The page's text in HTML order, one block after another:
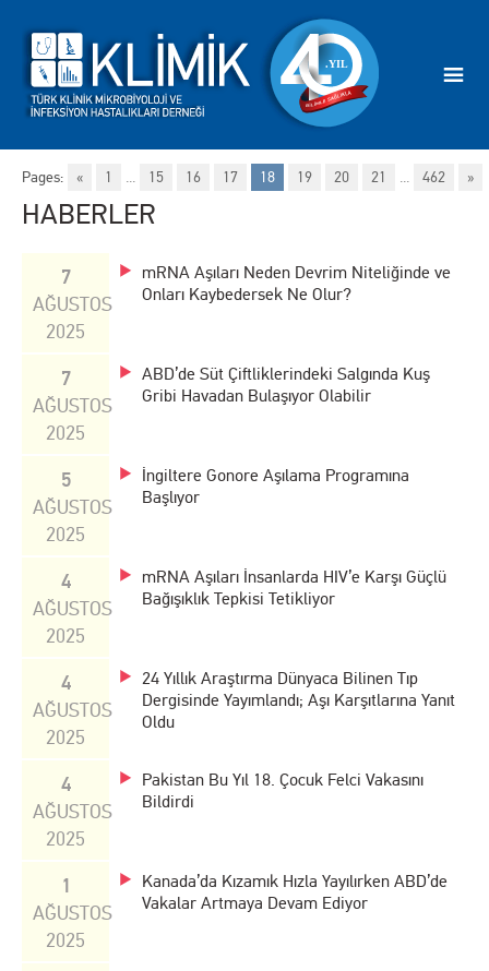
HABERLER
7
AĞUSTOS
2025
mRNA Aşıları Neden Devrim Niteliğinde ve
Onları Kaybedersek Ne Olur?
7
AĞUSTOS
2025
ABD’de Süt Çiftliklerindeki Salgında Kuş
Gribi Havadan Bulaşıyor Olabilir
5
AĞUSTOS
2025
İngiltere Gonore Aşılama Programına
Başlıyor
4
AĞUSTOS
2025
mRNA Aşıları İnsanlarda HIV’e Karşı Güçlü
Bağışıklık Tepkisi Tetikliyor
4
AĞUSTOS
2025
24 Yıllık Araştırma Dünyaca Bilinen Tıp
Dergisinde Yayımlandı; Aşı Karşıtlarına Yanıt
Oldu
4
AĞUSTOS
2025
Pakistan Bu Yıl 18. Çocuk Felci Vakasını
Bildirdi
1
AĞUSTOS
2025
Kanada’da Kızamık Hızla Yayılırken ABD’de
Vakalar Artmaya Devam Ediyor
Pages: « 1 ... 15 16 17 18 19 20 21 ... 462 »